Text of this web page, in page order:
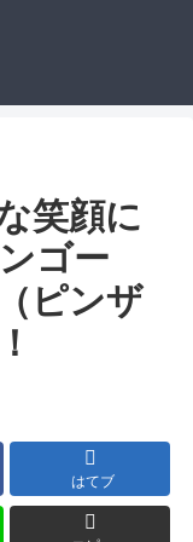
笑顔に
ゴー
ピンザ
はてブ